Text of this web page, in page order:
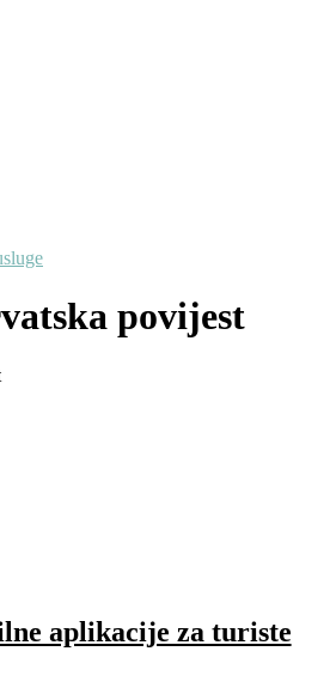
povijest
aplikacije za turiste